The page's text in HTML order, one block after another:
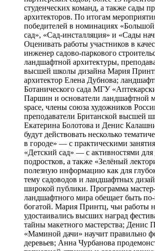
студенческих команд, а также сады
архитекторов. По итогам
победителей в номинациях
сад», «Сад-инсталляция» и «Сады
Оценивать работы участников в
инженер садово-паркового
ландшафтной архитектуры,
высшей школы дизайна Мария
архитектор Елена Дубнова;
Ботанического сада МГУ
Паршин и основатели ландшафтной
space, члены союза художников
преподаватели Британской высшей
Екатерина Болотова и Денис
будут действовать несколько
в городе» — с практическими
«Детский сад» — с активностями для
подростков, а также «Зелёный
полезную информацию как для
тему садоводов и ландшафтных
широкой публики. Программа мастер-
ландшафтного мира обещает быть
богатой. Мария Принтц, чьи работы
удостаивались высших наград
тайны макетного мастерства; Денис
«Маминой дачи» научит правильно
деревьев; Анна Чурбанова